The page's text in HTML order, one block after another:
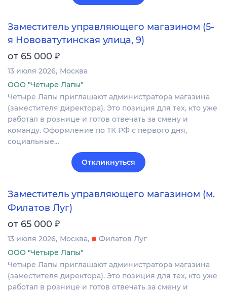
Заместитель управляющего магазином (5-
я Нововатутинская улица, 9)
от 65 000 ₽
13 июля 2026 Москва
ООО "Четыре Лапы"
Четыре Лапы приглашают администратора магазина
(заместителя директора). Это позиция для тех, кто уже
работал в рознице и готов отвечать за смену и
команду. Оформление по ТК РФ с первого дня,
социальные…
Откликнуться
Заместитель управляющего магазином (м.
Филатов Луг)
от 65 000 ₽
13 июля 2026 Москва
Филатов Луг
ООО "Четыре Лапы"
Четыре Лапы приглашают администратора магазина
(заместителя директора). Это позиция для тех, кто уже
работал в рознице и готов отвечать за смену и